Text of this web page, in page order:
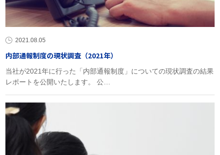
2021.08.05
内部通報制度の現状調査（2021年）
当社が2021年に行った「内部通報制度」についての現状調査の結果
レポートを公開いたします。 公…